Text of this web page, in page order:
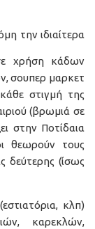
την ιδιαίτερα
χρήση κάδων
σουπερ μαρκετ
στιγμή της
(βρωμιά σε
στην Ποτίδαια
θεωρούν τους
δεύτερης (ίσως
κλπ)
καρεκλών,